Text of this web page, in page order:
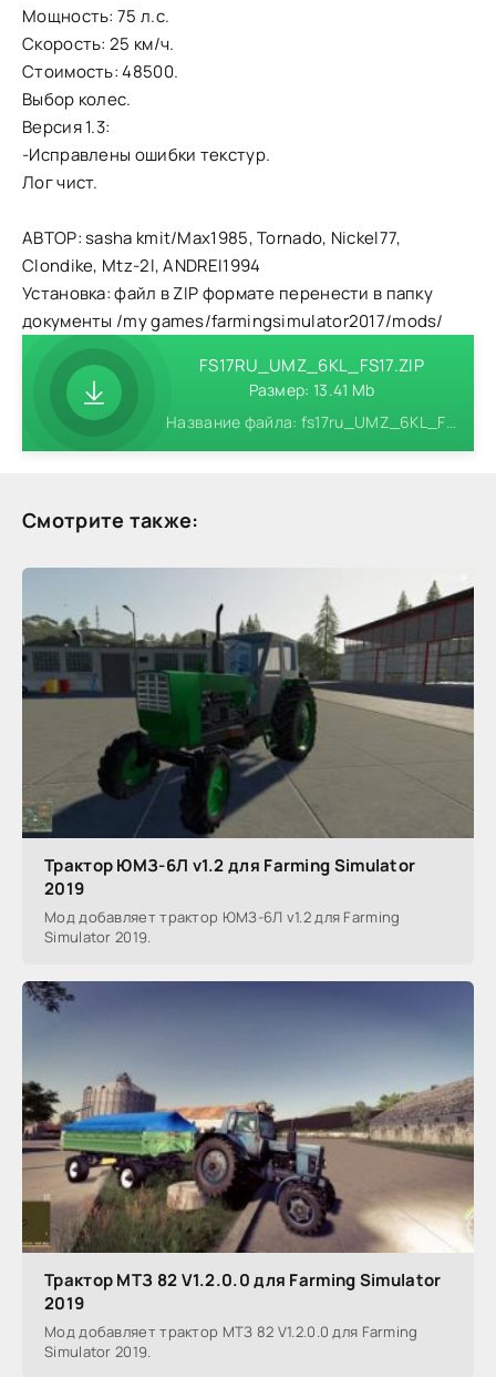
Мощность: 75 л.с.
Скорость: 25 км/ч.
Стоимость: 48500.
Выбор колес.
Версия 1.3:
-Исправлены ошибки текстур.
Лог чист.
АВТОР: sasha kmit/Max1985, Tornado, Nickel77,
Clondike, Mtz-2l, ANDREI1994
Установка: файл в ZIP формате перенести в папку
документы /my games/farmingsimulator2017/mods/
FS17RU_UMZ_6KL_FS17.ZIP
Размер: 13.41 Mb
Название файла: fs17ru_UMZ_6KL_FS17.zip
Смотрите также:
Трактор ЮМЗ-6Л v1.2 для Farming Simulator
2019
Мод добавляет трактор ЮМЗ-6Л v1.2 для Farming
Simulator 2019.
Трактор МТЗ 82 V1.2.0.0 для Farming Simulator
2019
Мод добавляет трактор МТЗ 82 V1.2.0.0 для Farming
Simulator 2019.